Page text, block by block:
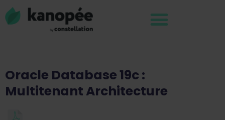
Oracle Database 19c :
Multitenant Architecture